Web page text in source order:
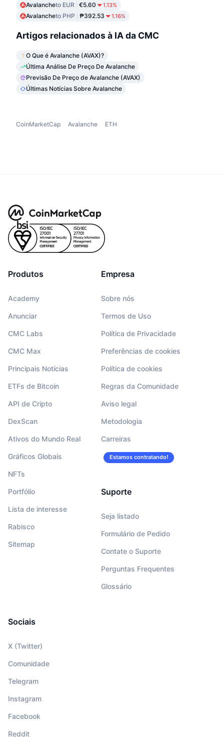
Avalancheto EUR €5.60 1.13%
Avalancheto PHP ₱392.53 1.16%
Artigos relacionados à IA da CMC
O Que é Avalanche (AVAX)?
Última Análise De Preço De Avalanche
Previsão De Preço de Avalanche (AVAX)
Últimas Notícias Sobre Avalanche
CoinMarketCap Avalanche ETH
Produtos
Academy
Anunciar
CMC Labs
CMC Max
Principais Notícias
ETFs de Bitcoin
API de Cripto
DexScan
Ativos do Mundo Real
Gráficos Globais
NFTs
Portfólio
Lista de interesse
Rabisco
Sitemap
Empresa
Sobre nós
Termos de Uso
Política de Privacidade
Preferências de cookies
Política de cookies
Regras da Comunidade
Aviso legal
Metodologia
Carreiras
Estamos contratando!
Suporte
Seja listado
Formulário de Pedido
Contate o Suporte
Perguntas Frequentes
Glossário
Sociais
X (Twitter)
Comunidade
Telegram
Instagram
Facebook
Reddit